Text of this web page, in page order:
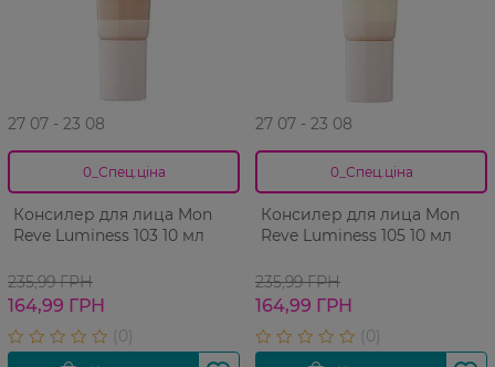
27 07 - 23 08
0_Спец.ціна
Консилер для лица Mon
Reve Luminess 103 10 мл
235,99 ГРН
164,99 ГРН
27 07 - 23 08
0_Спец.ціна
Консилер для лица Mon
Reve Luminess 105 10 мл
235,99 ГРН
164,99 ГРН